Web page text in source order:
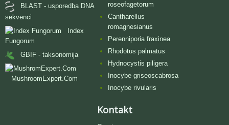
BLAST - usporedba DNA
sekvenci
Index
Fungorum
GBIF - taksonomija
MushroomExpert.Com
roseofagetorum
Cantharellus
romagnesianus
Perenniporia fraxinea
Rhodotus palmatus
Hydnocystis piligera
Inocybe griseoscabrosa
Inocybe rivularis
Kontakt